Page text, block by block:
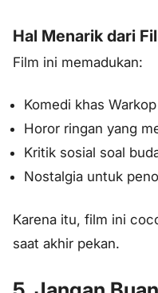
Hal Menarik dari
Film ini memadukan:
Komedi khas Warkop
Horor ringan yang
Kritik sosial soal
Nostalgia untuk
Karena itu, film ini
saat akhir pekan.